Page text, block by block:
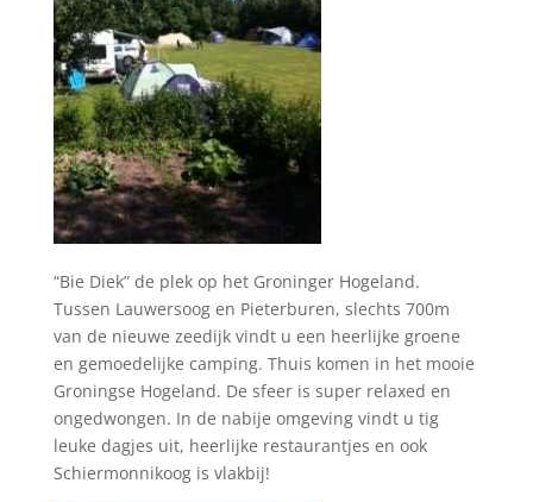
“Bie Diek” de plek op het Groninger Hogeland.
Tussen Lauwersoog en Pieterburen, slechts 700m
van de nieuwe zeedijk vindt u een heerlijke groene
en gemoedelijke camping. Thuis komen in het mooie
Groningse Hogeland. De sfeer is super relaxed en
ongedwongen. In de nabije omgeving vindt u tig
leuke dagjes uit, heerlijke restaurantjes en ook
Schiermonnikoog is vlakbij!